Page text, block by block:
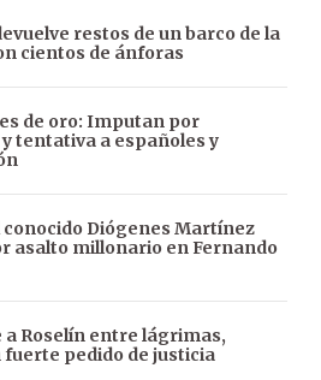
restos de un barco de la
cientos de ánforas
de oro: Imputan por
tentativa a españoles y
conocido Diógenes Martínez
asalto millonario en Fernando
a Roselín entre lágrimas,
fuerte pedido de justicia